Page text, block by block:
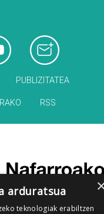
PUBLIZITATEA
RSS
arduratsua
teknologiak erabiltzen